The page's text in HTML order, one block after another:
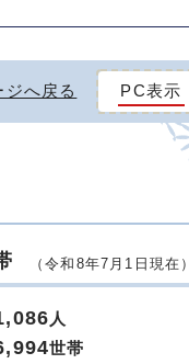
へ戻る PC表示
（令和8年7月1日現在）
人
世帯